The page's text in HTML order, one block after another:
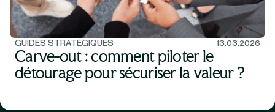
GUIDES STRATÉGIQUES 13.03.2026
Carve-out : comment piloter le
détourage pour sécuriser la valeur ?